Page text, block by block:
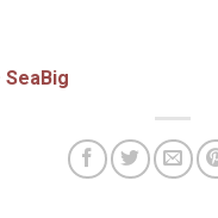
SeaBig